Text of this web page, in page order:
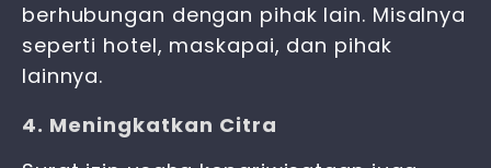
berhubungan dengan pihak lain. Misalnya
seperti hotel, maskapai, dan pihak
lainnya.
4. Meningkatkan Citra